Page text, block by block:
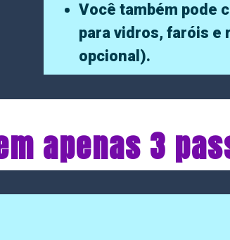
Você também pode
para vidros, faróis e
opcional).
apenas 3